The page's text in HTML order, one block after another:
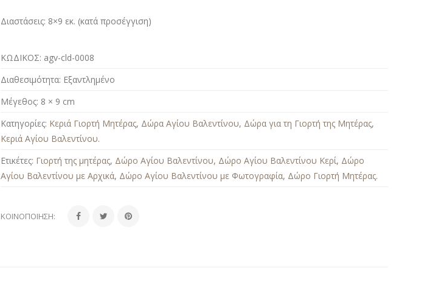
Διαστάσεις: 8×9 εκ. (κατά προσέγγιση)
ΚΩΔΙΚΟΣ: agv-cld-0008
Διαθεσιμότητα: Εξαντλημένο
Μέγεθος: 8 × 9 cm
Κατηγορίες: Κεριά Γιορτή Μητέρας, Δώρα Αγίου Βαλεντίνου, Δώρα για τη Γιορτή της Μητέρας,
Κεριά Αγίου Βαλεντίνου.
Ετικέτες: Γιορτή της μητέρας, Δώρο Αγίου Βαλεντίνου, Δώρο Αγίου Βαλεντίνου Κερί, Δώρο
Αγίου Βαλεντίνου με Αρχικά, Δώρο Αγίου Βαλεντίνου με Φωτογραφία, Δώρο Γιορτή Μητέρας.
ΚΟΙΝΟΠΟΊΗΣΗ: